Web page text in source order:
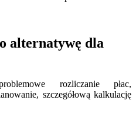
alternatywę dla
rozliczanie płac,
szczegółową kalkulację